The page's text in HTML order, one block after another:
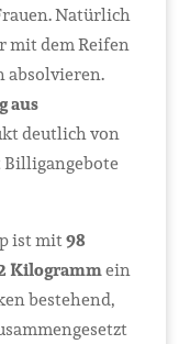
Natürlich
mit dem Reifen
absolvieren.
aus
deutlich von
Billigangebote
ist mit98
Kilogrammein
bestehend,